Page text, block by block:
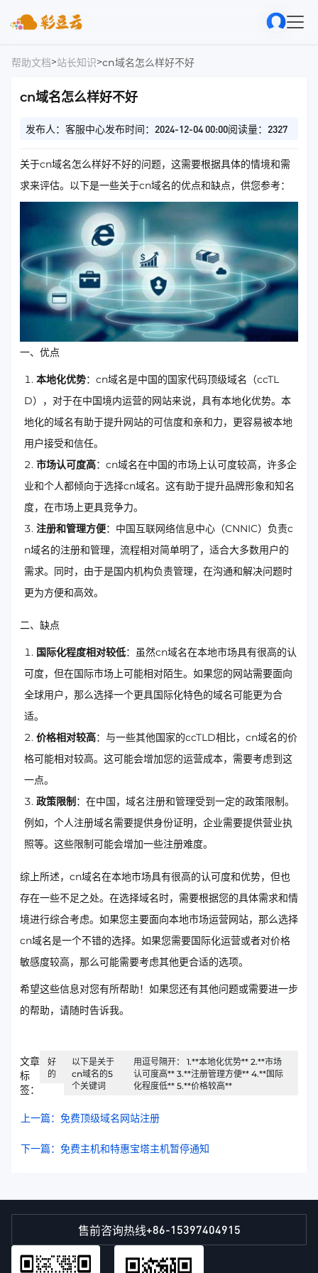
帮助文档>站长知识>cn域名怎么样好不好
cn域名怎么样好不好
发布人：客服中心发布时间：2024-12-04 00:00阅读量：2327
关于cn域名怎么样好不好的问题，这需要根据具体的情境和需
求来评估。以下是一些关于cn域名的优点和缺点，供您参考：
一、优点
本地化优势：cn域名是中国的国家代码顶级域名（ccTL
D），对于在中国境内运营的网站来说，具有本地化优势。本
地化的域名有助于提升网站的可信度和亲和力，更容易被本地
用户接受和信任。
市场认可度高：cn域名在中国的市场上认可度较高，许多企
业和个人都倾向于选择cn域名。这有助于提升品牌形象和知名
度，在市场上更具竞争力。
注册和管理方便：中国互联网络信息中心（CNNIC）负责c
n域名的注册和管理，流程相对简单明了，适合大多数用户的
需求。同时，由于是国内机构负责管理，在沟通和解决问题时
更为方便和高效。
二、缺点
国际化程度相对较低：虽然cn域名在本地市场具有很高的认
可度，但在国际市场上可能相对陌生。如果您的网站需要面向
全球用户，那么选择一个更具国际化特色的域名可能更为合
适。
价格相对较高：与一些其他国家的ccTLD相比，cn域名的价
格可能相对较高。这可能会增加您的运营成本，需要考虑到这
一点。
政策限制 ：在中国，域名注册和管理受到一定的政策限制。
例如，个人注册域名需要提供身份证明，企业需要提供营业执
照等。这些限制可能会增加一些注册难度。
综上所述，cn域名在本地市场具有很高的认可度和优势，但也
存在一些不足之处。在选择域名时，需要根据您的具体需求和情
境进行综合考虑。如果您主要面向本地市场运营网站，那么选择
cn域名是一个不错的选择。如果您需要国际化运营或者对价格
敏感度较高，那么可能需要考虑其他更合适的选项。
希望这些信息对您有所帮助！如果您还有其他问题或需要进一步
的帮助，请随时告诉我。
文章
标
签：
好
的
以下是关于
cn域名的5
个关键词
用逗号隔开： 1.**本地化优势** 2.**市场
认可度高** 3.**注册管理方便** 4.**国际
化程度低** 5.**价格较高**
上一篇：免费顶级域名网站注册
下一篇：免费主机和特惠宝塔主机暂停通知
售前咨询热线+86-15397404915